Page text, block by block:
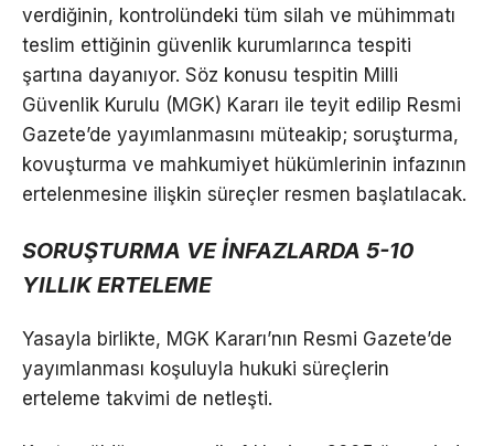
verdiğinin, kontrolündeki tüm silah ve mühimmatı
teslim ettiğinin güvenlik kurumlarınca tespiti
şartına dayanıyor. Söz konusu tespitin Milli
Güvenlik Kurulu (MGK) Kararı ile teyit edilip Resmi
Gazete’de yayımlanmasını müteakip; soruşturma,
kovuşturma ve mahkumiyet hükümlerinin infazının
ertelenmesine ilişkin süreçler resmen başlatılacak.
SORUŞTURMA VE İNFAZLARDA 5-10
YILLIK ERTELEME
Yasayla birlikte, MGK Kararı’nın Resmi Gazete’de
yayımlanması koşuluyla hukuki süreçlerin
erteleme takvimi de netleşti.